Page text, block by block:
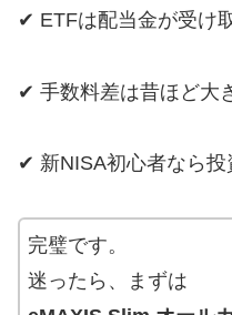
✔ ETFは配当金が受け
✔ 手数料差は昔ほど大
✔ 新NISA初心者なら投
完璧です。
迷ったら、まずは